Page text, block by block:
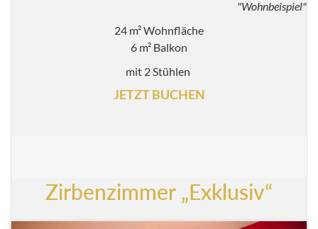
"Wohnbeispiel"
24 m² Wohnfläche
6 m² Balkon
mit 2 Stühlen
JETZT BUCHEN
Zirbenzimmer „Exklusiv“